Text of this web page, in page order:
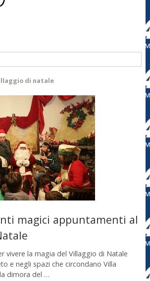
di natale
magici appuntamenti al
vivere la magia del Villaggio di Natale
e negli spazi che circondano Villa
dimora del …